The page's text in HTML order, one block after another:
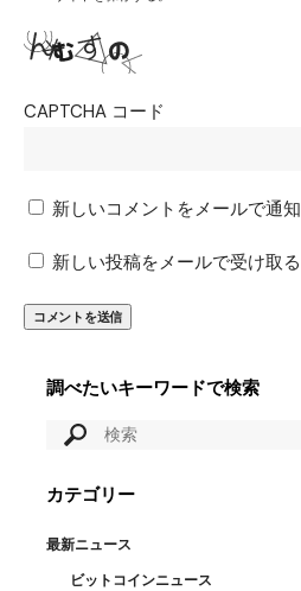
CAPTCHA コード
新しいコメントをメールで通知
新しい投稿をメールで受け取る
調べたいキーワードで検索
カテゴリー
最新ニュース
ビットコインニュース